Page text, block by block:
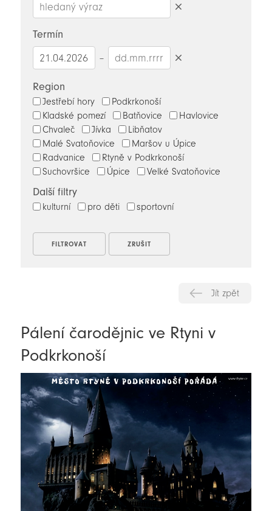
Termín
–
Region
Jestřebí hory
Podkrkonoší
Kladské pomezí
Batňovice
Havlovice
Chvaleč
Jívka
Libňatov
Malé Svatoňovice
Maršov u Úpice
Radvanice
Rtyně v Podkrkonoší
Suchovršice
Úpice Velké Svatoňovice
Další filtry
kulturní pro děti sportovní
Jít zpět
Pálení čarodějnic ve Rtyni v
Podkrkonoší